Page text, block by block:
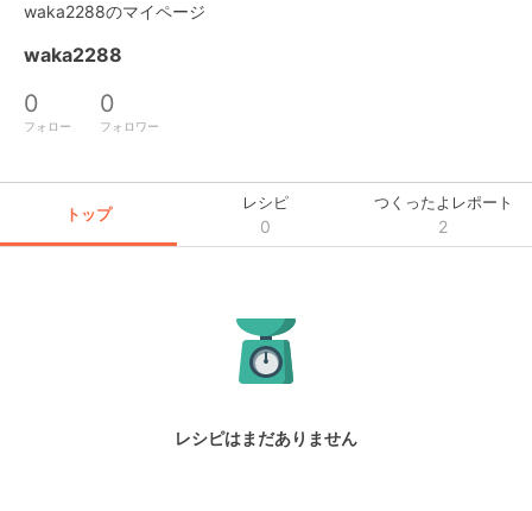
waka2288のマイページ
waka2288
0
フォロー
0
フォロワー
トップ
レシピ
0
つくったよレポート
2
レシピはまだありません